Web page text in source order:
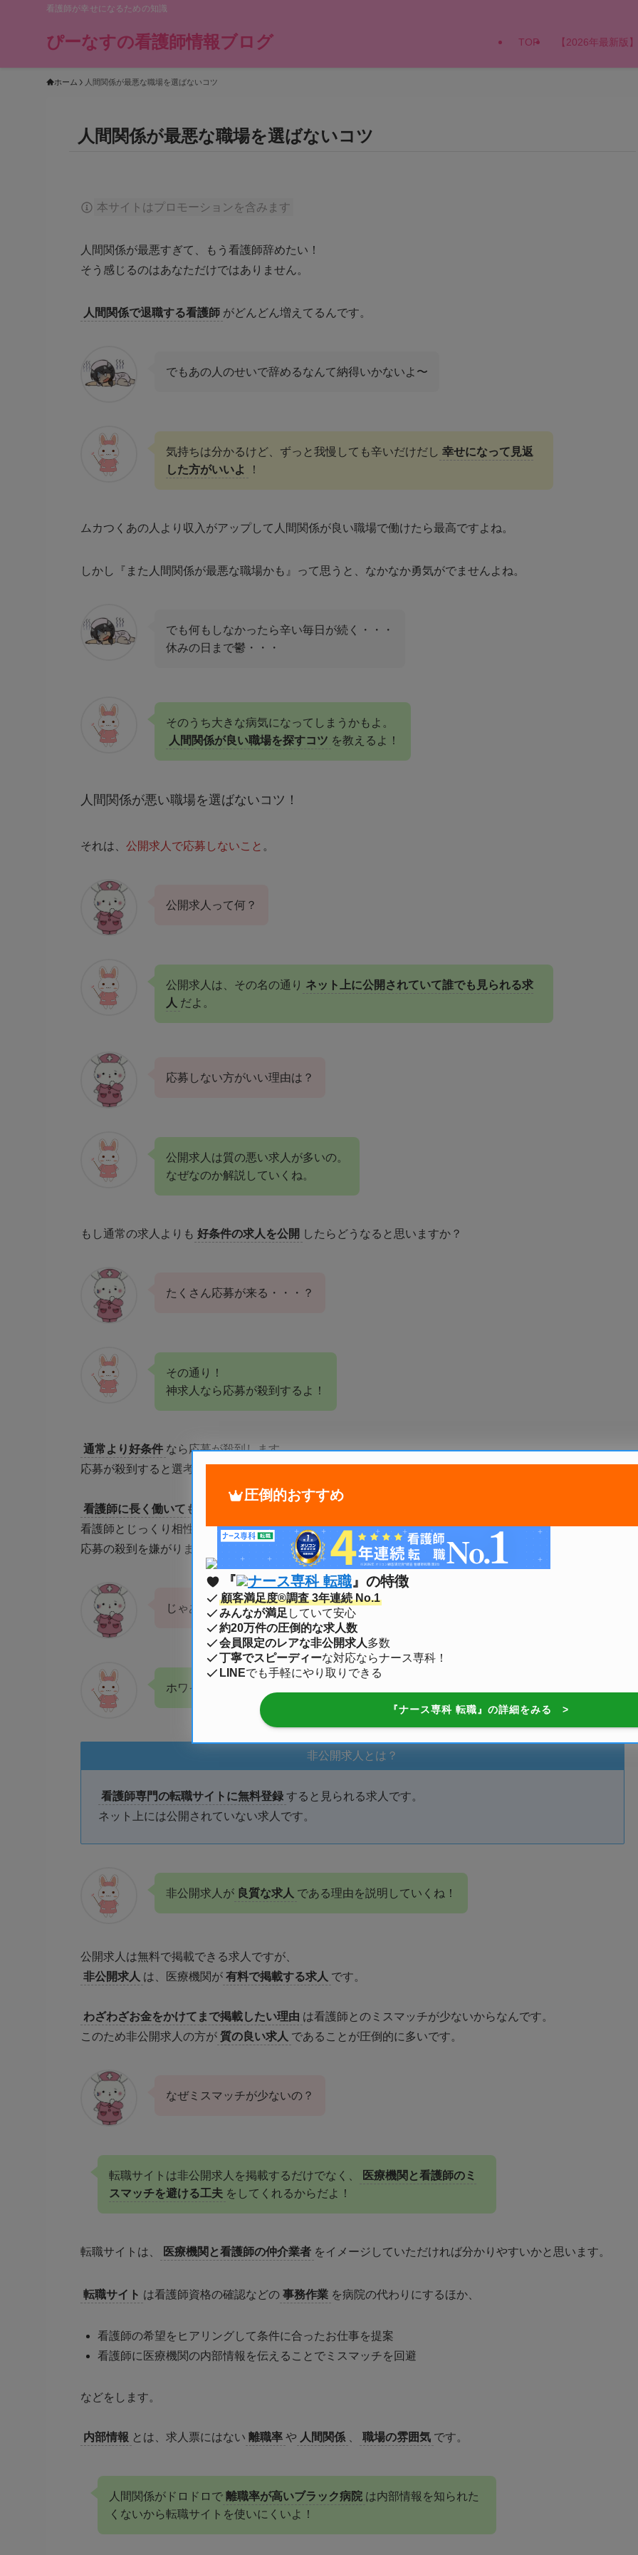
看護師が幸せになるための知識
ぴーなすの看護師情報ブログ TOP 【2026年最新版
ホーム 人間関係が最悪な職場を選ばないコツ
人間関係が最悪な職場を選ばないコツ
本サイトはプロモーションを含みます
人間関係が最悪すぎて、もう看護師辞めたい！
そう感じるのはあなただけではありません。
人間関係で退職する看護師 がどんどん増えてるんです。
でもあの人のせいで辞めるなんて納得いかないよ〜
気持ちは分かるけど、ずっと我慢しても辛いだけだし 幸せになって見返
した方がいいよ
！
ムカつくあの人より 収入がアップして 人間関係が良い職場で働けたら最高ですよね。
しかし『また人間関係が最悪な職場かも』って思うと、なかなか勇気がでませんよね。
でも何もしなかったら辛い毎日が続く・・・
休みの日まで鬱・・・
そのうち大きな病気になってしまうかもよ。
人間関係が良い職場を探すコツ を教えるよ！
人間関係が悪い職場を選ばないコツ！
それは、 公開求人で応募しないこと 。
公開求人って何？
公開求人は、その名の通り ネット上に公開されていて誰でも見られる求
人 だよ。
応募しない方がいい理由は？
公開求人は質の悪い求人が多いの。
なぜなのか解説していくね。
もし通常の求人よりも 好条件の求人を公開 したらどうなると思いますか？
たくさん応募が来る・・・？
その通り！
神求人なら応募が殺到するよ！
通常より好条件 なら 応募が殺到します。
応募が殺到すると選考がとても大変
看護師に長く働いてもらいたいと思っているホワイト病院
看護師と じっくり相性を見極めたいと思っているため、
応募の殺到を嫌がります。
じゃあホワイト病院はどこに求人を出すの？
ホワイト病院＝好条件の求人は圧倒的に
非公開求人とは？
看護師専門の転職サイトに無料登録 すると見られる求人です。
ネット上には公開されていない求人です。
非公開求人が 良質な求人 である理由を説明していくね！
公開求人は無料で掲載できる求人ですが、
非公開求人 は、医療機関が 有料で掲載する求人 です。
わざわざお金をかけてまで掲載したい理由 は看護師とのミスマッチが少ないからなんです。
このため非公開求人の方が 質の良い求人 であることが圧倒的に多いです。
なぜミスマッチが少ないの？
転職サイトは非公開求人を掲載するだけでなく、
医療機関と看護師のミ
スマッチを避ける工夫 をしてくれるからだよ！
転職サイトは、 医療機関と看護師の仲介業者 をイメージしていただければ分かりやすいかと思います。
転職サイト は看護師資格の確認などの 事務作業 を病院の代わりにするほか、
看護師の希望をヒアリングして条件に合ったお仕事を提案
看護師に医療機関の内部情報を伝えることでミスマッチを回避
などをします。
内部情報 とは、求人票にはない 離職率 や 人間関係 職場の雰囲気 です。
人間関係がドロドロで 離職率が高いブラック病院 は内部情報を知られた
くないから転職サイトを使いにくいよ！
圧倒的おすすめ
『 ナース専科 転職』の特徴
顧客満足度®調査 3年連続 No.1
みんなが満足 していて安心
約20万件の圧倒的な求人数
会員限定のレアな非公開求人多数
丁寧でスピーディーな対応ならナース専科！
LINEでも手軽にやり取りできる
『ナース専科 転職』の詳細をみる >